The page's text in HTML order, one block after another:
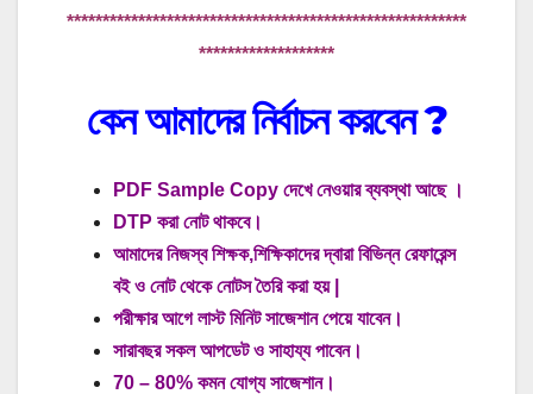
********************************************************
*******************
কেন আমাদের নির্বাচন করবেন?
PDF Sample Copy দেখে নেওয়ার ব্যবস্থা আছে ।
DTP করা নোট থাকবে।
আমাদের নিজস্ব শিক্ষক,শিক্ষিকাদের দ্বারা বিভিন্ন রেফারেন্স
বই ও নোট থেকে নোটস তৈরি করা হয় |
পরীক্ষার আগে লাস্ট মিনিট সাজেশান পেয়ে যাবেন।
সারাবছর সকল আপডেট ও সাহায্য পাবেন।
70 – 80% কমন যোগ্য সাজেশান।